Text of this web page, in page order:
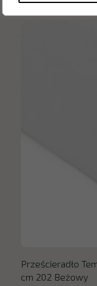
Prześcieradło
cm 202 Beżowy